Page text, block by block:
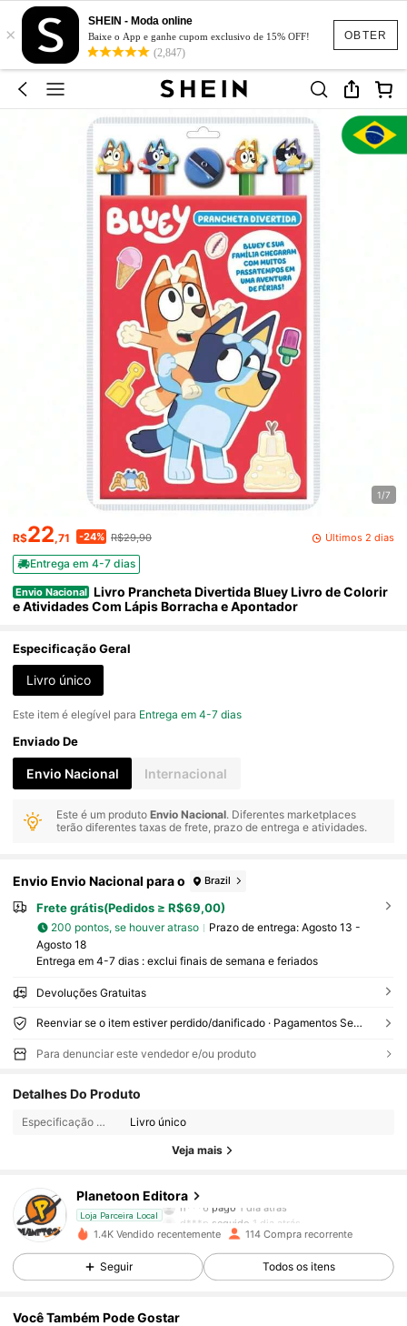
OBTER
×
SHEIN - Moda online
Baixe o App e ganhe cupom exclusivo de 15% OFF!
(2,847)
1/7
R$22,71 -24% R$29,90 Últimos 2 dias
Entrega em 4-7 dias
Envio Nacional Livro Prancheta Divertida Bluey Livro de Colorir
e Atividades Com Lápis Borracha e Apontador
Especificação Geral
Livro único
Este item é elegível para Entrega em 4-7 dias
Enviado De
Envio Nacional Internacional
Este é um produtoEnvio Nacional. Diferentes marketplaces
terão diferentes taxas de frete, prazo de entrega e atividades.
Envio Envio Nacional para o Brazil
Frete grátis(Pedidos ≥ R$69,00)
200 pontos, se houver atraso Prazo de entrega: Agosto 13 -
Agosto 18
Entrega em 4-7 dias : exclui finais de semana e feriados
Devoluções Gratuitas
Reenviar se o item estiver perdido/danificado · Pagamentos Seguros · Proteção de privacidade
Para denunciar este vendedor e/ou produto
Detalhes Do Produto
Especificação geral: Livro único
Veja mais
Planetoon Editora
Loja Parceira Local
244 Seguidores
4,88
h***6
d***p seguido1 dia atrás
1.4K Vendido recentemente 114 Compra recorrente
Seguir Todos os itens
Você Também Pode Gostar